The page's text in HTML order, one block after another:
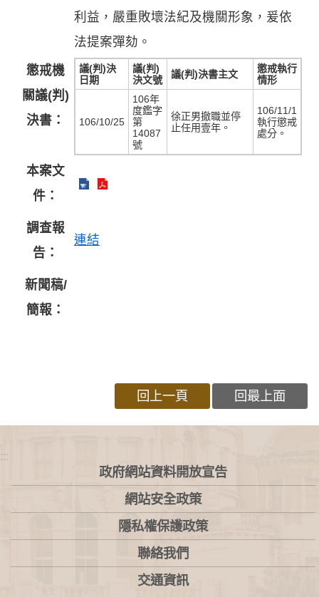
利益，嚴重敗壞法紀及機關形象，爰依
法提案彈劾。
懲戒機
關議(判)
決書：
議(判)決
日期
議(判)
決文號
議(判)決書主文
懲戒執行
情形
106/10/25
106年
度鑑字
第
14087
號
徐正男撤職並停
止任用壹年。
106/11/1
執行懲戒
處分。
本案文
件：
調查報
告：
連結
新聞稿/
簡報：
回上一頁 回最上面
:::
政府網站資料開放宣告
網站安全政策
隱私權保護政策
聯絡我們
交通資訊